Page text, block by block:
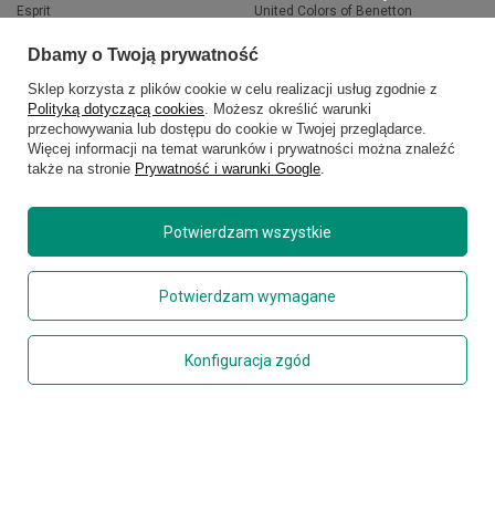
Esprit
Fjallraven
Herschel
Knirps
LEGO
National Geographic
United Colors of Benetton
Wacaco
Victorinox
Volkswagen
XD Design
Zojirushi
VANS
Dbamy o Twoją prywatność
Sklep korzysta z plików cookie w celu realizacji usług zgodnie z
Polityką dotyczącą cookies. Możesz określić warunki
przechowywania lub dostępu do cookie w Twojej przeglądarce.
Więcej informacji na temat warunków i prywatności można znaleźć
także na stronie Prywatność i warunki Google.
Potwierdzam wymagane
Konfiguracja zgód
Potwierdzam wszystkie